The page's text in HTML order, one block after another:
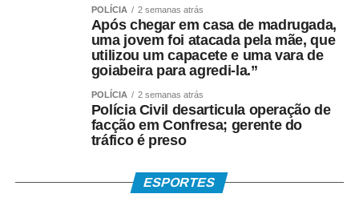
de unir pessoas, promover inclusão e contribuir para a
qualidade de vida da população”, explicou.
Os 34º Jogos Olímpicos de Sinop e os 3º Jogos
Festeja Sinop 2026. Promovido pela Prefeitura de Sinop,
o Festeja Sinop 2026 será realizado de 30 de agosto a 14
de setembro, em celebração aos 52 anos de fundação do
divulgado nos próximos dias pela Prefeitura de Sinop.
POLÍCIA 2 semanas atrás
Após chegar em casa de madrugada,
uma jovem foi atacada pela mãe, que
utilizou um capacete e uma vara de
goiabeira para agredi-la.”
POLÍCIA 2 semanas atrás
Polícia Civil desarticula operação de
facção em Confresa; gerente do
tráfico é preso
ESPORTES